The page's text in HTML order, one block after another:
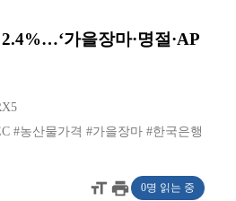
가을장마·명절·AP
#농산물가격 #가을장마 #한국은행
format_sizeprint 0명 읽는 중